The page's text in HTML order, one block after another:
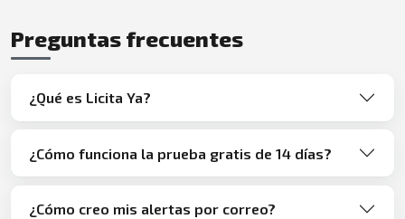
Preguntas frecuentes
¿Qué es Licita Ya?
¿Cómo funciona la prueba gratis de 14 días?
¿Cómo creo mis alertas por correo?